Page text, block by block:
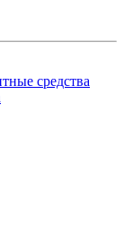
средства